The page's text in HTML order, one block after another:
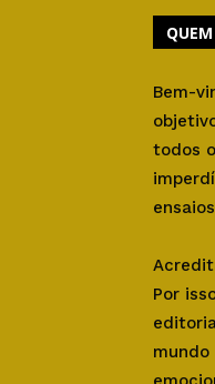
Bem-
todos
Por
mundo